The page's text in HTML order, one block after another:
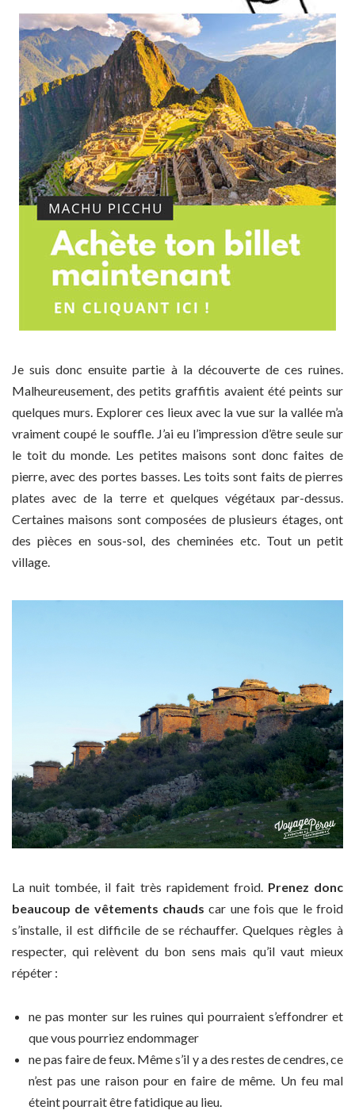
Je suis donc ensuite partie à la découverte de ces ruines.
Malheureusement, des petits graffitis avaient été peints sur
quelques murs. Explorer ces lieux avec la vue sur la vallée m’a
vraiment coupé le souffle. J’ai eu l’impression d’être seule sur
le toit du monde. Les petites maisons sont donc faites de
pierre, avec des portes basses. Les toits sont faits de pierres
plates avec de la terre et quelques végétaux par-dessus.
Certaines maisons sont composées de plusieurs étages, ont
des pièces en sous-sol, des cheminées etc. Tout un petit
village.
La nuit tombée, il fait très rapidement froid. Prenez donc
beaucoup de vêtements chauds car une fois que le froid
s’installe, il est difficile de se réchauffer. Quelques règles à
respecter, qui relèvent du bon sens mais qu’il vaut mieux
répéter :
ne pas monter sur les ruines qui pourraient s’effondrer et
que vous pourriez endommager
ne pas faire de feux. Même s’il y a des restes de cendres, ce
n’est pas une raison pour en faire de même. Un feu mal
éteint pourrait être fatidique au lieu.